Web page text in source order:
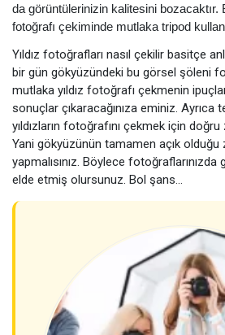
da görüntülerinizin kalitesini bozacaktır.
fotoğrafı çekiminde mutlaka tripod
Yıldız fotoğrafları nasıl çekilir basitçe
bir gün gökyüzündeki bu görsel şöleni
mutlaka yıldız fotoğrafı çekmenin
sonuçlar çıkaracağınıza eminiz. Ayrıca
yıldızların fotoğrafını çekmek için
Yani gökyüzünün tamamen açık
yapmalısınız. Böylece
elde etmiş olursunuz. Bol şans…